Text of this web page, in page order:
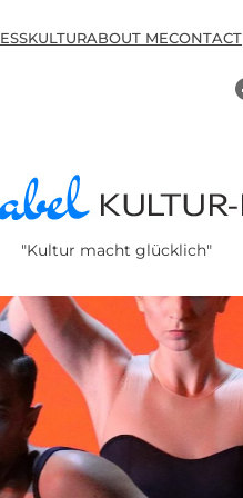
ESSKULTURABOUT MECONTACT
"Kultur macht glücklich"